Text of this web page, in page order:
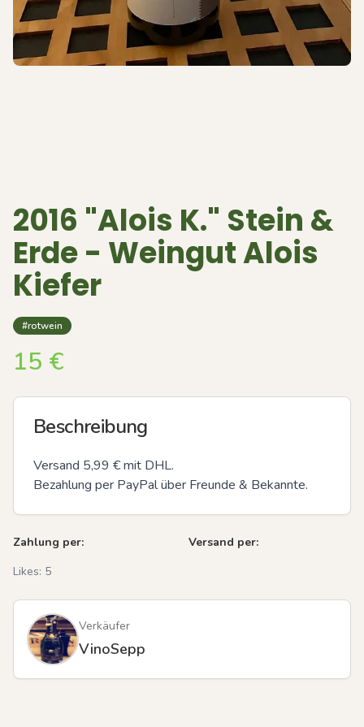
2016 "Alois K." Stein &
Erde - Weingut Alois
Kiefer
#rotwein
15 €
Beschreibung
Versand 5,99 € mit DHL.
Bezahlung per PayPal über Freunde & Bekannte.
Zahlung per:
Versand per:
Likes: 5
Verkäufer
VinoSepp